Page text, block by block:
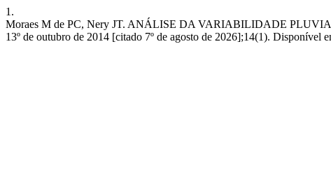
1.
Moraes M de PC, Nery JT. ANÁLISE DA VARIABILIDADE
13º de outubro de 2014 [citado 7º de agosto de 2026];14(1). Disponível